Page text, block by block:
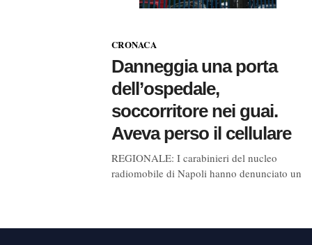
CRONACA
Danneggia una porta
dell’ospedale,
soccorritore nei guai.
Aveva perso il cellulare
REGIONALE: I carabinieri del nucleo
radiomobile di Napoli hanno denunciato un